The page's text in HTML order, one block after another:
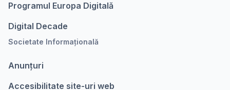
Programul Europa Digitalǎ
Digital Decade
Societate Informațională
Anunțuri
Accesibilitate site-uri web